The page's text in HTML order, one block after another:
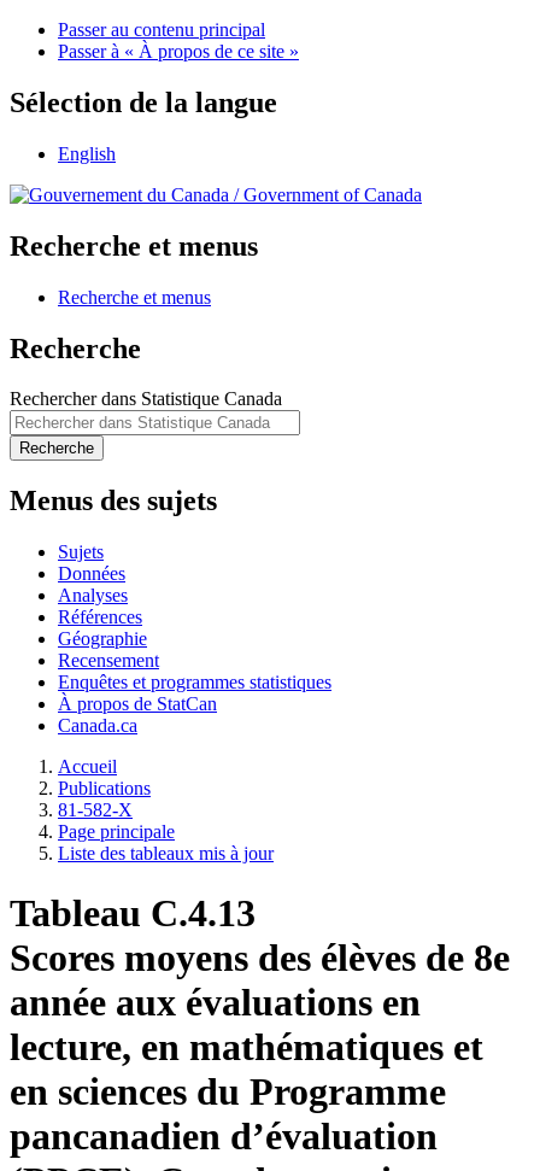
Passer au contenu principal
Passer à « À propos de ce site »
Sélection de la langue
English
/Government of Canada
Recherche et menus
Recherche et menus
Recherche
Rechercher dans Statistique Canada
Recherche
Menus des sujets
Sujets
Données
Analyses
Références
Géographie
Recensement
Enquêtes et programmes statistiques
À propos de StatCan
Canada.ca
Accueil
Publications
81-582-X
Page principale
Liste des tableaux mis à jour
Tableau C.4.13
Scores moyens des élèves de 8e
année aux évaluations en
lecture, en mathématiques et
en sciences du Programme
pancanadien d’évaluation